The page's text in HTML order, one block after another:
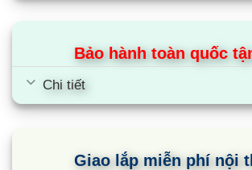
Bảo hành toàn quốc
Chi tiết
Giao lắp miễn phí nội